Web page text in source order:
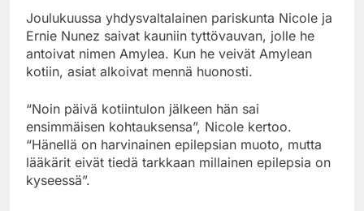
Joulukuussa yhdysvaltalainen pariskunta Nicole ja
Ernie Nunez saivat kauniin tyttövauvan, jolle he
antoivat nimen Amylea. Kun he veivät Amylean
kotiin, asiat alkoivat mennä huonosti.
“Noin päivä kotiintulon jälkeen hän sai
ensimmäisen kohtauksensa”, Nicole kertoo.
“Hänellä on harvinainen epilepsian muoto, mutta
lääkärit eivät tiedä tarkkaan millainen epilepsia on
kyseessä”.